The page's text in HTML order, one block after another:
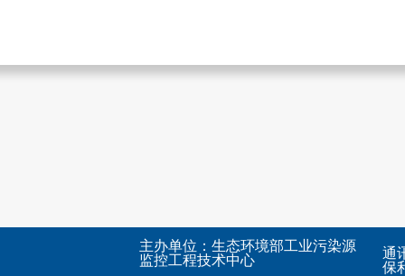
主办单位：生态环境部工业污染源
监控工程技术中心
通
保